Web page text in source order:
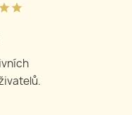
grade grade